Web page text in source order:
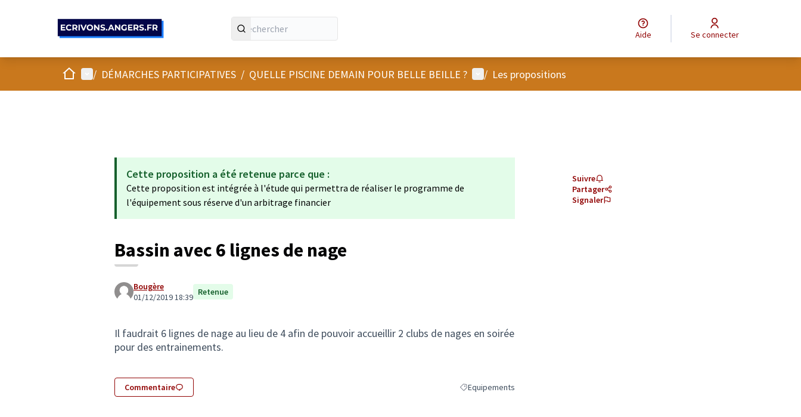
Aide Se connecter
AccueilMenu principal
/ DÉMARCHES PARTICIPATIVES / QUELLE PISCINE DEMAIN POUR BELLE BEILLE ? Menu utilisateur
/ Les propositions
Cette proposition a été retenue parce que :
Cette proposition est intégrée à l'étude qui permettra de réaliser le programme de
l'équipement sous réserve d'un arbitrage financier
Bassin avec 6 lignes de nage
Bougère
01/12/2019 18:39 Retenue
Il faudrait 6 lignes de nage au lieu de 4 afin de pouvoir accueillir 2 clubs de nages en soirée
pour des entrainements.
Commentaire Filtrer les résultats de la catégorie : Equipements
Equipements
Suivre
Partager
Signaler